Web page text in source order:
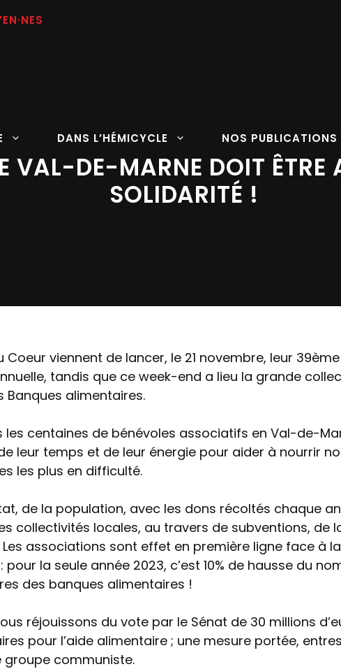
DANS L’HÉMICYCLE NOS PUBLICATIONS
VAL-DE-MARNE DOIT ÊTRE
SOLIDARITÉ !
Coeur viennent de lancer, le 21 novembre, leur 39ème
tandis que ce week-end a lieu la grande
Banques alimentaires.
les centaines de bénévoles associatifs en Val-de-
leur temps et de leur énergie pour aider à nourrir
les plus en difficulté.
de la population, avec les dons récoltés chaque
collectivités locales, au travers de subventions, de
Les associations sont effet en première ligne face à la
pour la seule année 2023, c’est 10% de hausse du
des banques alimentaires !
réjouissons du vote par le Sénat de 30 millions
pour l’aide alimentaire ; une mesure portée, entres
groupe communiste.